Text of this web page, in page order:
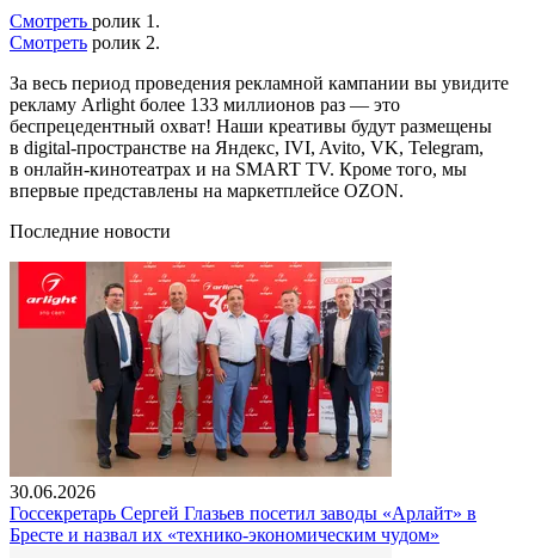
Смотреть ролик 1.
Смотреть ролик 2.
За весь период проведения рекламной кампании вы увидите
рекламу Arlight более 133 миллионов раз — это
беспрецедентный охват! Наши креативы будут размещены
в digital-пространстве на Яндекс, IVI, Avito, VK, Telegram,
в онлайн-кинотеатрах и на SMART TV. Кроме того, мы
впервые представлены на маркетплейсе OZON.
Последние новости
30.06.2026
Госсекретарь Сергей Глазьев посетил заводы «Арлайт» в
Бресте и назвал их «технико-экономическим чудом»